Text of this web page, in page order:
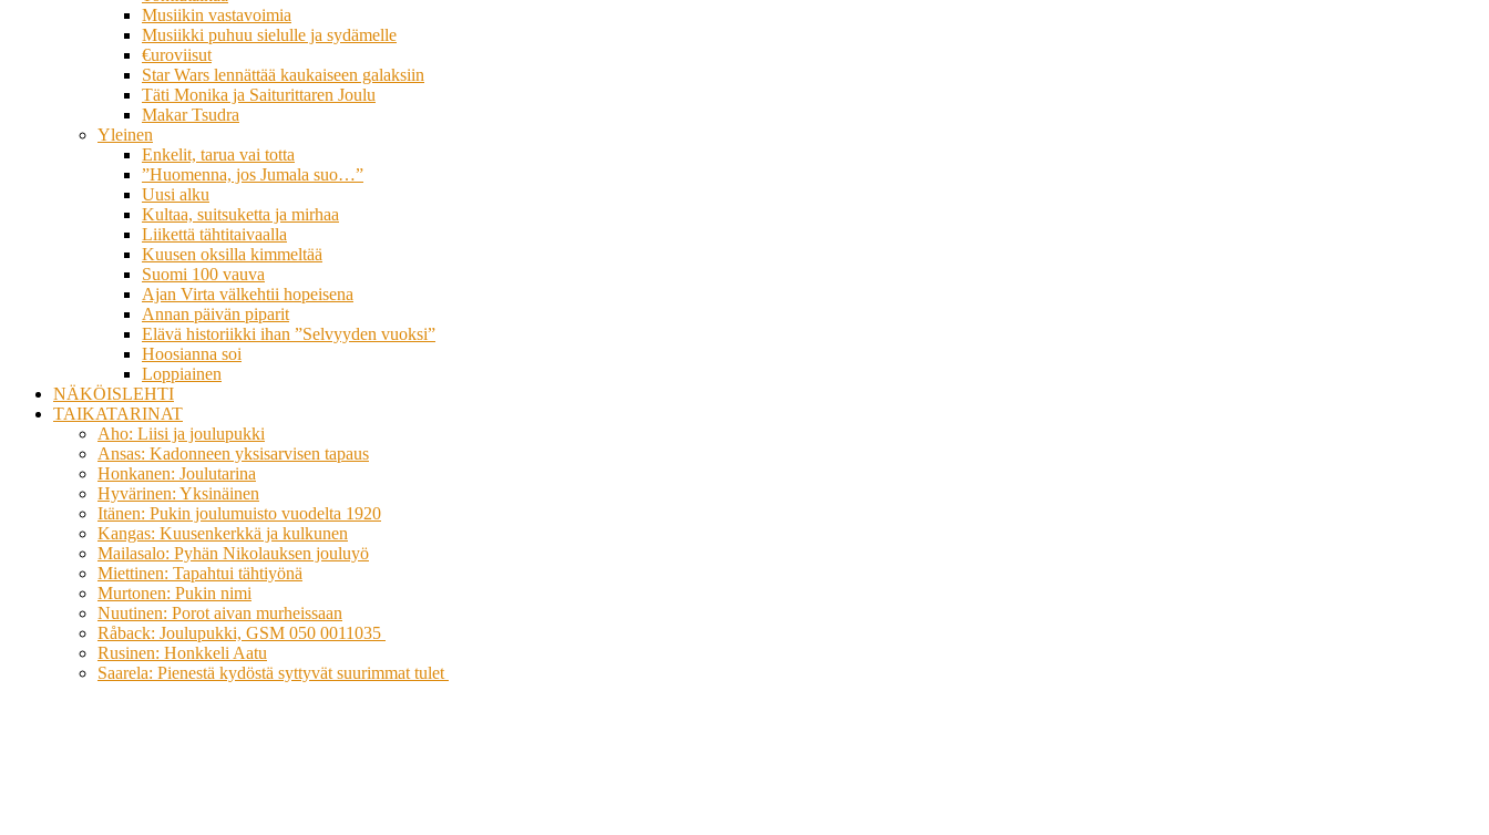
Musiikin vastavoimia
Musiikki puhuu sielulle ja sydämelle
€uroviisut
Star Wars lennättää kaukaiseen galaksiin
Täti Monika ja Saiturittaren Joulu
Makar Tsudra
Yleinen
Enkelit, tarua vai totta
”Huomenna, jos Jumala suo…”
Uusi alku
Kultaa, suitsuketta ja mirhaa
Liikettä tähtitaivaalla
Kuusen oksilla kimmeltää
Suomi 100 vauva
Ajan Virta välkehtii hopeisena
Annan päivän piparit
Elävä historiikki ihan ”Selvyyden vuoksi”
Hoosianna soi
Loppiainen
NÄKÖISLEHTI
TAIKATARINAT
Aho: Liisi ja joulupukki
Ansas: Kadonneen yksisarvisen tapaus
Honkanen: Joulutarina
Hyvärinen: Yksinäinen
Itänen: Pukin joulumuisto vuodelta 1920
Kangas: Kuusenkerkkä ja kulkunen
Mailasalo: Pyhän Nikolauksen jouluyö
Miettinen: Tapahtui tähtiyönä
Murtonen: Pukin nimi
Nuutinen: Porot aivan murheissaan
Råback: Joulupukki, GSM 050 0011035
Rusinen: Honkkeli Aatu
Saarela: Pienestä kydöstä syttyvät suurimmat tulet